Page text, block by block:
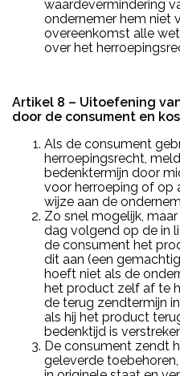
waardevermindering
ondernemer hem niet
overeenkomst alle
over het
Artikel 8 – Uitoefening
door de consument en
Als de consument
herroepingsrecht,
bedenktermijn door
voor herroeping of op
wijze aan de
Zo snel mogelijk,
dag volgend op de in
de consument het
dit aan (een
hoeft niet als de
het product zelf af te
de terug zendtermijn
als hij het product
bedenktijd is
De consument zendt
geleverde